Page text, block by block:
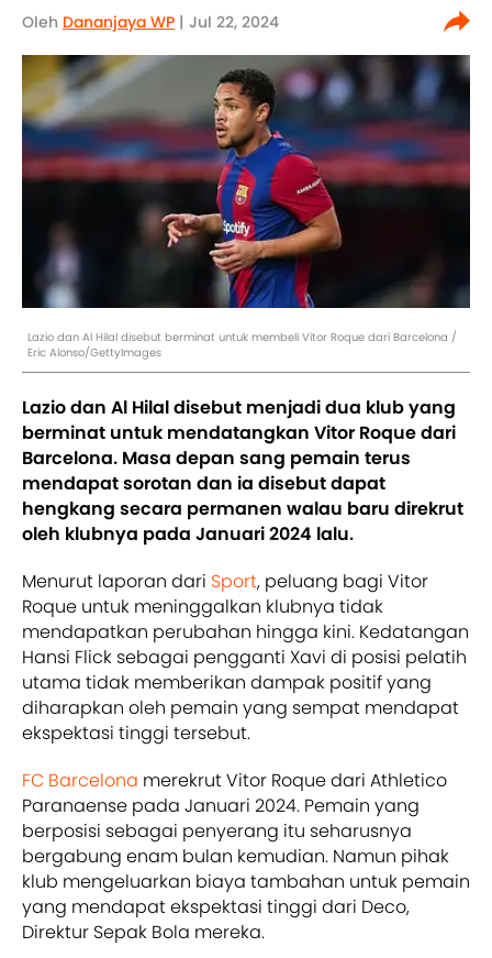
Oleh Dananjaya WP | Jul 22, 2024
Lazio dan Al Hilal disebut berminat untuk membeli Vitor Roque dari Barcelona /
Eric Alonso/GettyImages
Lazio dan Al Hilal disebut menjadi dua klub yang
berminat untuk mendatangkan Vitor Roque dari
Barcelona. Masa depan sang pemain terus
mendapat sorotan dan ia disebut dapat
hengkang secara permanen walau baru direkrut
oleh klubnya pada Januari 2024 lalu.
Menurut laporan dari Sport, peluang bagi Vitor
Roque untuk meninggalkan klubnya tidak
mendapatkan perubahan hingga kini. Kedatangan
Hansi Flick sebagai pengganti Xavi di posisi pelatih
utama tidak memberikan dampak positif yang
diharapkan oleh pemain yang sempat mendapat
ekspektasi tinggi tersebut.
FC Barcelona merekrut Vitor Roque dari Athletico
Paranaense pada Januari 2024. Pemain yang
berposisi sebagai penyerang itu seharusnya
bergabung enam bulan kemudian. Namun pihak
klub mengeluarkan biaya tambahan untuk pemain
yang mendapat ekspektasi tinggi dari Deco,
Direktur Sepak Bola mereka.